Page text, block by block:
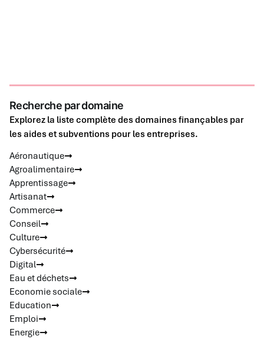
Recherche par domaine
Explorez la liste complète des domaines finançables par
les aides et subventions pour les entreprises.
Aéronautique
Agroalimentaire
Apprentissage
Artisanat
Commerce
Conseil
Culture
Cybersécurité
Digital
Eau et déchets
Economie sociale
Education
Emploi
Energie